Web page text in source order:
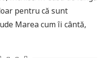
pentru că sunt
Marea cum îi cântă,